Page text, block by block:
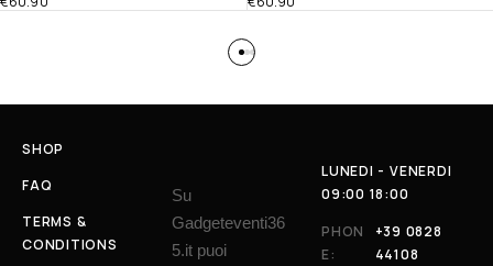
SHOP
FAQ
TERMS &
CONDITIONS
Su
Gadgeteventi36
5.it puoi
LUNEDI - VENERDI
09:00 18:00
PHON
E:
+39 0828
44108